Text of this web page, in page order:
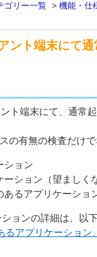
ゴリー一覧 > 機能・仕
ント端末にて
ト端末にて、通常
の有無の検査だけ
ション
ション（望まし
あるアプリケーショ
ョンの詳細は、以
るアプリケーショ